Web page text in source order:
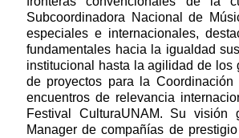
Subcoordinadora Nacional de
especiales e internacionales,
fundamentales hacia la igualdad
institucional hasta la agilidad de
de proyectos para la
encuentros de relevancia
Festival CulturaUNAM. Su
Manager de compañías de